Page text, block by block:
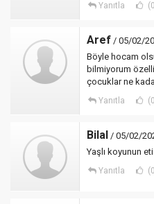
Yanıtla
Aref / 05/02/
Böyle hocam
bilmiyorum
çocuklar ne
Yanıtla
Bilal / 05/02/
Yaşlı koyunun
Yanıtla